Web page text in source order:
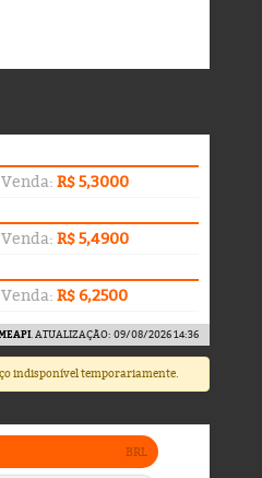
Venda: R$ 5,3000
Venda: R$ 5,4900
Venda: R$ 6,2500
. ATUALIZAÇÃO: 09/08/2026 14:36
indisponível temporariamente.